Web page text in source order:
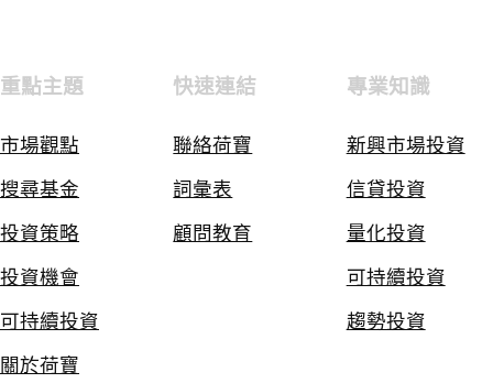
重點主題
市場觀點
搜尋基金
投資策略
投資機會
可持續投資
關於荷寶
快速連結
聯絡荷寶
詞彙表
顧問教育
專業知識
新興市場投資
信貸投資
量化投資
可持續投資
趨勢投資